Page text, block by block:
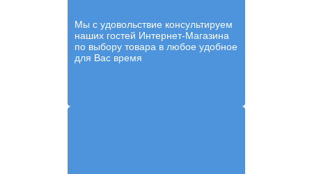
Мы с удовольствие консультируем
наших гостей Интернет-Магазина
по выбору товара в любое удобное
для Вас время